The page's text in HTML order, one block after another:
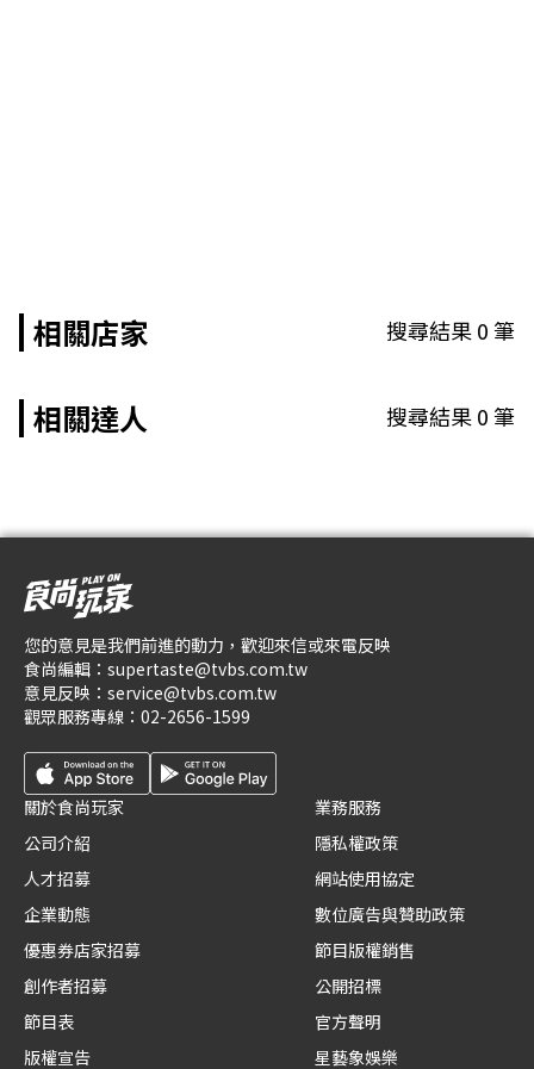
相關店家 搜尋結果0筆
相關達人 搜尋結果0筆
您的意見是我們前進的動力，歡迎來信或來電反映
食尚編輯： supertaste@tvbs.com.tw
意見反映： service@tvbs.com.tw
觀眾服務專線： 02-2656-1599
關於食尚玩家
公司介紹
人才招募
企業動態
優惠券店家招募
創作者招募
節目表
版權宣告
業務服務
隱私權政策
網站使用協定
數位廣告與贊助政策
節目版權銷售
公開招標
官方聲明
星藝象娛樂